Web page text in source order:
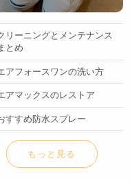
リーニングとメンテナンス
とめ
アフォースワンの洗い方
アマックスのレストア
すすめ防水スプレー
もっと見る